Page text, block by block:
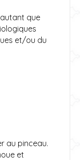
que
et/ou du
au pinceau.
et